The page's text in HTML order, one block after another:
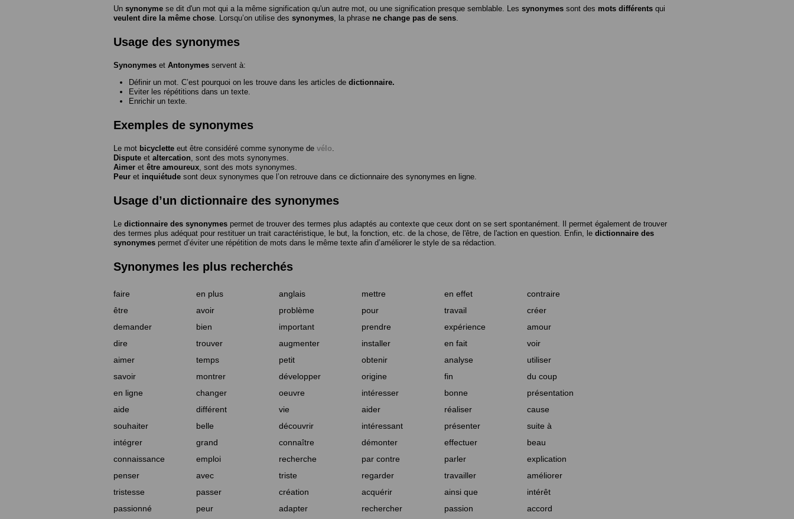
Un synonyme se dit d'un mot qui a la même signification qu'un autre mot, ou une signification presque semblable. Les synonymes sont des mots différents qui
veulent dire la même chose . Lorsqu’on utilise des synonymes , la phrase ne change pas de sens
Usage des synonymes
Synonymes et Antonymes servent à:
Définir un mot. C’est pourquoi on les trouve dans les articles de dictionnaire.
Eviter les répétitions dans un texte.
Enrichir un texte.
Exemples de synonymes
Le mot bicyclette eut être considéré comme synonyme de vélo
Dispute et altercation , sont des mots synonymes.
Aimer et être amoureux , sont des mots synonymes.
Peur et inquiétude sont deux synonymes que l’on retrouve dans ce dictionnaire des synonymes en ligne.
Usage d’un dictionnaire des synonymes
Le dictionnaire des synonymes permet de trouver des termes plus adaptés au contexte que ceux dont on se sert spontanément. Il permet également de trouver
des termes plus adéquat pour restituer un trait caractéristique, le but, la fonction, etc. de la chose, de l'être, de l'action en question. Enfin, le dictionnaire des
synonymes permet d’éviter une répétition de mots dans le même texte afin d’améliorer le style de sa rédaction.
Synonymes les plus recherchés
faire en plus anglais mettre en effet
contraire
être
avoir problème pour travail
créer
demander
bien important prendre expérience
amour
dire
trouver augmenter installer en fait
voir
aimer
temps petit obtenir analyse
utiliser
savoir
montrer développer origine fin
du coup
en ligne
changer oeuvre intéresser bonne
présentation
aide
différent vie aider réaliser
cause
souhaiter
belle découvrir intéressant présenter
suite à
intégrer
grand connaître démonter effectuer
beau
connaissance
emploi recherche par contre parler
explication
penser
avec triste regarder travailler
améliorer
tristesse
passer création acquérir ainsi que
intérêt
passionné
peur adapter rechercher passion accord